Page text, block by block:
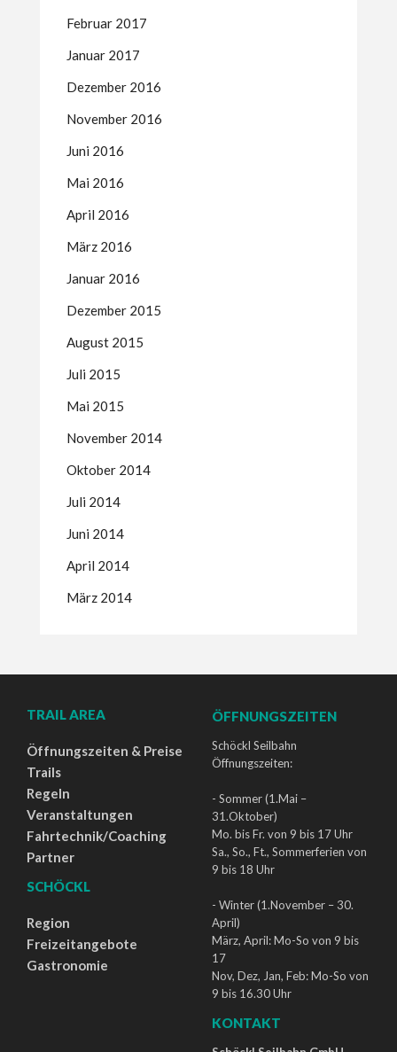
Februar 2017
Januar 2017
Dezember 2016
November 2016
Juni 2016
Mai 2016
April 2016
März 2016
Januar 2016
Dezember 2015
August 2015
Juli 2015
Mai 2015
November 2014
Oktober 2014
Juli 2014
Juni 2014
April 2014
März 2014
TRAIL AREA
Öffnungszeiten & Preise
Trails
Regeln
Veranstaltungen
Fahrtechnik/Coaching
Partner
SCHÖCKL
Region
Freizeitangebote
Gastronomie
ÖFFNUNGSZEITEN
Schöckl Seilbahn
Öffnungszeiten:
- Sommer (1.Mai –
31.Oktober)
Mo. bis Fr. von 9 bis 17 Uhr
Sa., So., Ft., Sommerferien von
9 bis 18 Uhr
- Winter (1.November – 30.
April)
März, April: Mo-So von 9 bis
17
Nov, Dez, Jan, Feb: Mo-So von
9 bis 16.30 Uhr
KONTAKT